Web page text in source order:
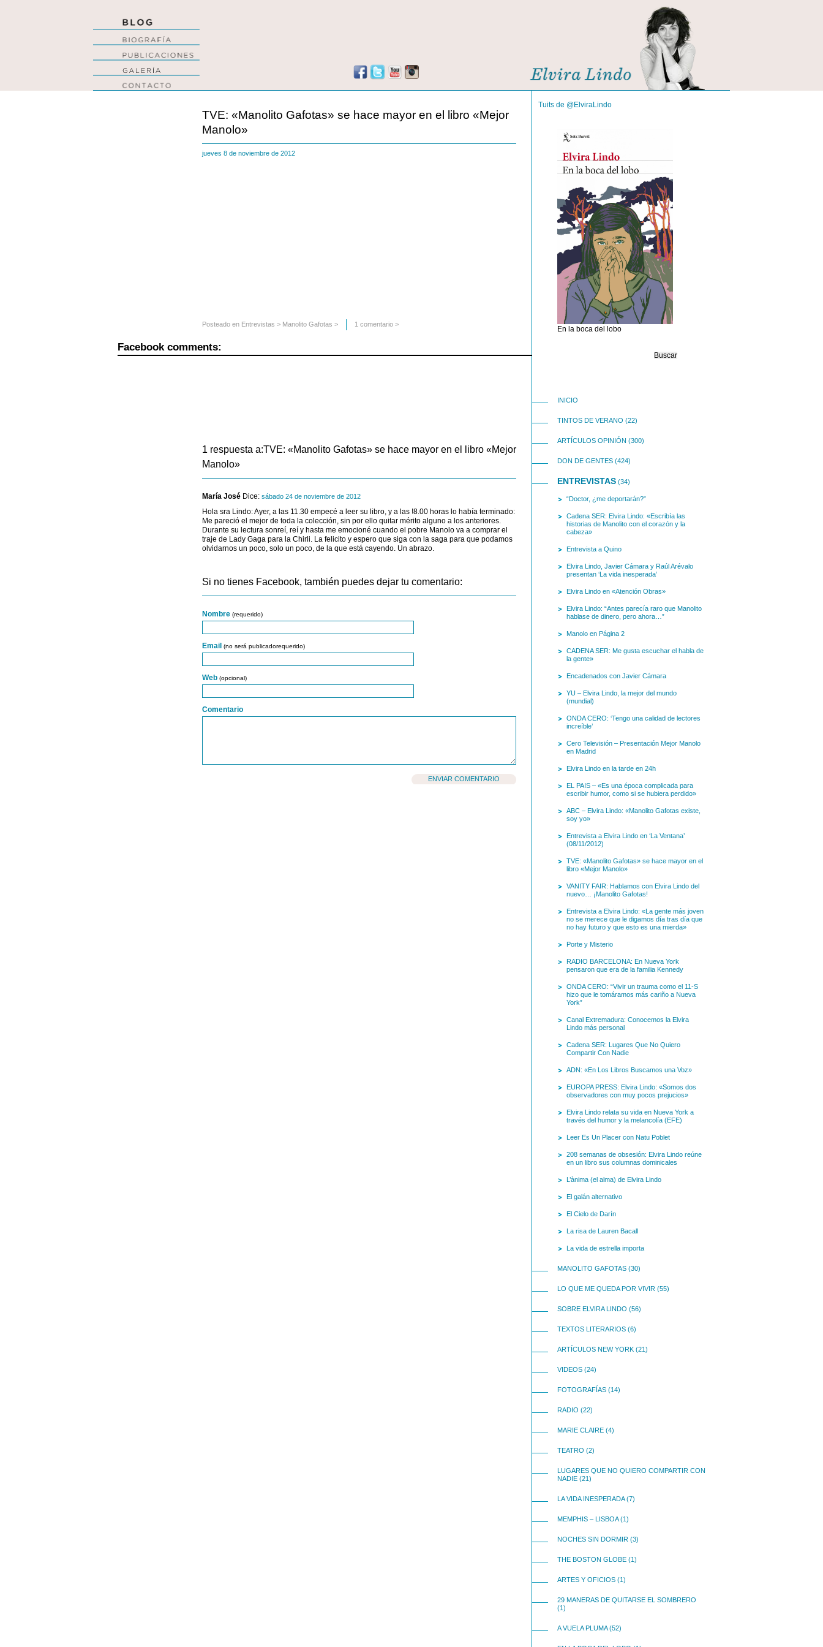
TVE: «Manolito Gafotas» se hace mayor en el libro «Mejor
Manolo»
jueves 8 de noviembre de 2012
Posteado en Entrevistas > Manolito Gafotas > 1 comentario >
Facebook comments:
1 respuesta a:TVE: «Manolito Gafotas» se hace mayor en el libro «Mejor
Manolo»
María José Dice: sábado 24 de noviembre de 2012
Hola sra Lindo: Ayer, a las 11.30 empecé a leer su libro, y a las !8.00 horas lo había terminado:
Me pareció el mejor de toda la colección, sin por ello quitar mérito alguno a los anteriores.
Durante su lectura sonreí, reí y hasta me emocioné cuando el pobre Manolo va a comprar el
traje de Lady Gaga para la Chirli. La felicito y espero que siga con la saga para que podamos
olvidarnos un poco, solo un poco, de la que está cayendo. Un abrazo.
Si no tienes Facebook, también puedes dejar tu comentario:
Nombre (requerido)
Email (no será publicadorequerido)
Web (opcional)
Comentario
Tuits de @ElviraLindo
En la boca del lobo
INICIO
TINTOS DE VERANO (22)
ARTÍCULOS OPINIÓN (300)
DON DE GENTES (424)
ENTREVISTAS (34)
“Doctor, ¿me deportarán?”
Cadena SER: Elvira Lindo: «Escribía las
historias de Manolito con el corazón y la
cabeza»
Entrevista a Quino
Elvira Lindo, Javier Cámara y Raúl Arévalo
presentan ‘La vida inesperada’
Elvira Lindo en «Atención Obras»
Elvira Lindo: “Antes parecía raro que Manolito
hablase de dinero, pero ahora…”
Manolo en Página 2
CADENA SER: Me gusta escuchar el habla de
la gente»
Encadenados con Javier Cámara
YU – Elvira Lindo, la mejor del mundo
(mundial)
ONDA CERO: ‘Tengo una calidad de lectores
increíble’
Cero Televisión – Presentación Mejor Manolo
en Madrid
Elvira Lindo en la tarde en 24h
EL PAIS – «Es una época complicada para
escribir humor, como si se hubiera perdido»
ABC – Elvira Lindo: «Manolito Gafotas existe,
soy yo»
Entrevista a Elvira Lindo en ‘La Ventana’
(08/11/2012)
TVE: «Manolito Gafotas» se hace mayor en el
libro «Mejor Manolo»
VANITY FAIR: Hablamos con Elvira Lindo del
nuevo… ¡Manolito Gafotas!
Entrevista a Elvira Lindo: «La gente más joven
no se merece que le digamos día tras día que
no hay futuro y que esto es una mierda»
Porte y Misterio
RADIO BARCELONA: En Nueva York
pensaron que era de la familia Kennedy
ONDA CERO: “Vivir un trauma como el 11-S
hizo que le tomáramos más cariño a Nueva
York”
Canal Extremadura: Conocemos la Elvira
Lindo más personal
Cadena SER: Lugares Que No Quiero
Compartir Con Nadie
ADN: «En Los Libros Buscamos una Voz»
EUROPA PRESS: Elvira Lindo: «Somos dos
observadores con muy pocos prejucios»
Elvira Lindo relata su vida en Nueva York a
través del humor y la melancolía (EFE)
Leer Es Un Placer con Natu Poblet
208 semanas de obsesión: Elvira Lindo reúne
en un libro sus columnas dominicales
L’ànima (el alma) de Elvira Lindo
El galán alternativo
El Cielo de Darín
La risa de Lauren Bacall
La vida de estrella importa
MANOLITO GAFOTAS (30)
LO QUE ME QUEDA POR VIVIR (55)
SOBRE ELVIRA LINDO (56)
TEXTOS LITERARIOS (6)
ARTÍCULOS NEW YORK (21)
VIDEOS (24)
FOTOGRAFÍAS (14)
RADIO (22)
MARIE CLAIRE (4)
TEATRO (2)
LUGARES QUE NO QUIERO COMPARTIR CON
NADIE (21)
LA VIDA INESPERADA(7)
MEMPHIS – LISBOA(1)
NOCHES SIN DORMIR (3)
THE BOSTON GLOBE (1)
ARTES Y OFICIOS (1)
29 MANERAS DE QUITARSE EL SOMBRERO
(1)
A VUELA PLUMA(52)